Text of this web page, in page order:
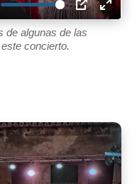
de algunas de las
concierto.